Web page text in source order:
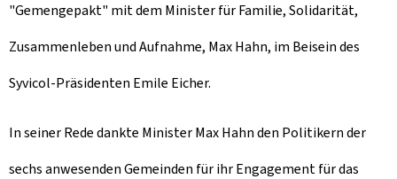
"Gemengepakt" mit dem Minister für Familie, Solidarität,
Zusammenleben und Aufnahme, Max Hahn, im Beisein des
Syvicol-Präsidenten Emile Eicher.
In seiner Rede dankte Minister Max Hahn den Politikern der
sechs anwesenden Gemeinden für ihr Engagement für das